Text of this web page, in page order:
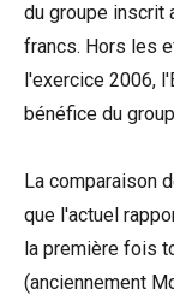
du groupe inscrit
francs. Hors les
l'exercice 2006,
bénéfice du
La comparaison
que l'actuel
la première fois
(anciennement